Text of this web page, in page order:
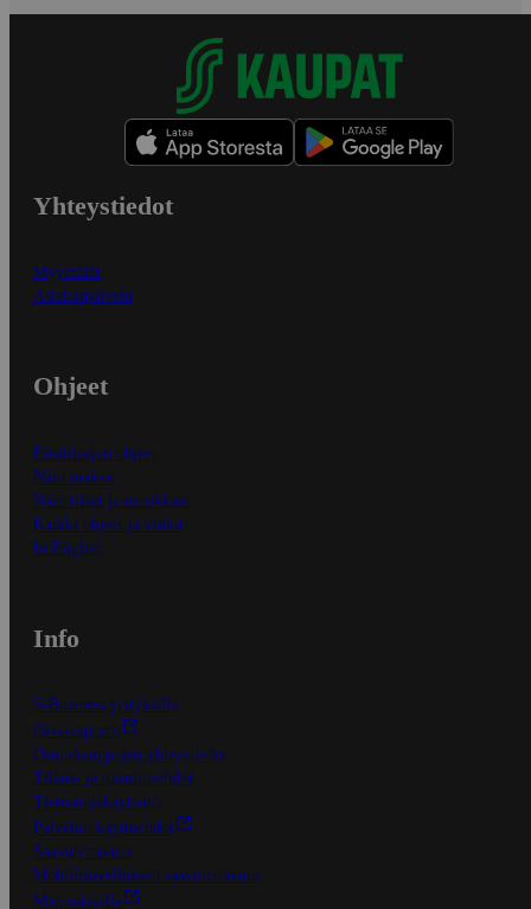
Yhteystiedot
Myymälät
Asiakaspalvelu
Ohjeet
Ensitilaajan ohjeet
Näin maksat
Näin tilaat ja muokkaat
Kaikki ohjeet ja vinkit
In English
Info
S-Business yrityksille
Oiva-raportit
Osuuskauppojen yhteystiedot
Tilaus- ja toimitusehdot
Tietosuojakäytäntö
Palvelun käyttöehdot
Saavutettavuus
Mobiilisovelluksen saavutettavuus
Mainostajalle